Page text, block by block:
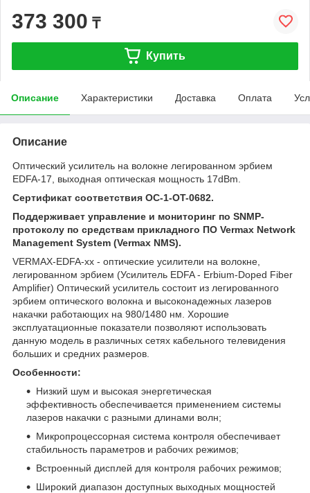
373 300 ₸
Купить
Описание Характеристики Доставка Оплата
Описание
Оптический усилитель на волокне легированном эрбием
EDFA-17, выходная оптическая мощность 17dBm.
Сертификат соответствия OC-1-OT-0682.
Поддерживает управление и мониторинг по SNMP-
протоколу по средствам прикладного ПО Vermax Network
Management System (Vermax NMS).
VERMAX-EDFA-xx - оптические усилители на волокне,
легированном эрбием (Усилитель EDFA - Erbium-Doped Fiber
Amplifier) Оптический усилитель состоит из легированного
эрбием оптического волокна и высоконадежных лазеров
накачки работающих на 980/1480 нм. Хорошие
эксплуатационные показатели позволяют использовать
данную модель в различных сетях кабельного телевидения
больших и средних размеров.
Особенности:
Низкий шум и высокая энергетическая
эффективность обеспечивается применением системы
лазеров накачки с разными длинами волн;
Микропроцессорная система контроля обеспечивает
стабильность параметров и рабочих режимов;
Встроенный дисплей для контроля рабочих режимов;
Широкий диапазон доступных выходных мощностей